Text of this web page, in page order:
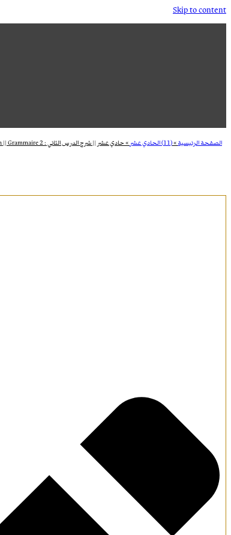
Skip to content
الصفحة الرئيسية»(11) الحادي عشر »حادي عشر || شرح الدرس الثاني : 2 Dossier (2) || Une invitation || Grammaire